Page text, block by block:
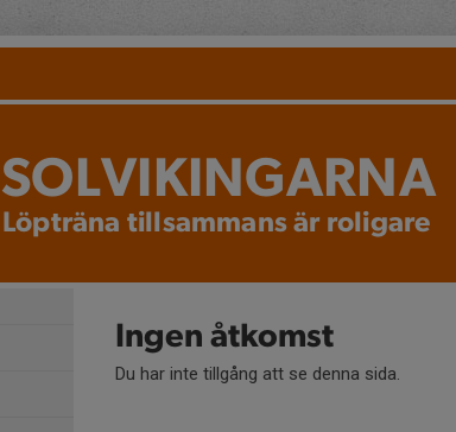
SOLVIKINGARNA
Löpträna tillsammans är roligare
Ingen åtkomst
Du har inte tillgång att se denna sida.